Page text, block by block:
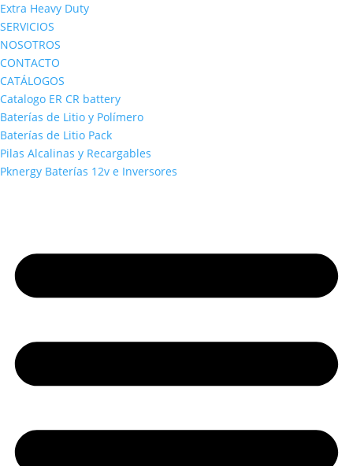
Extra Heavy Duty
SERVICIOS
NOSOTROS
CONTACTO
CATÁLOGOS
Catalogo ER CR battery
Baterías de Litio y Polímero
Baterías de Litio Pack
Pilas Alcalinas y Recargables
Pknergy Baterías 12v e Inversores